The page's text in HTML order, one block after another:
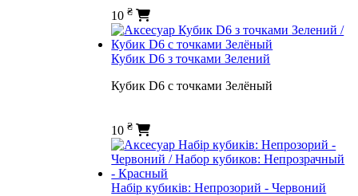
10₴
Кубик D6 з точками Зелений
Кубик D6 с точками Зелёный
10₴
Набір кубиків: Непрозорий - Червоний